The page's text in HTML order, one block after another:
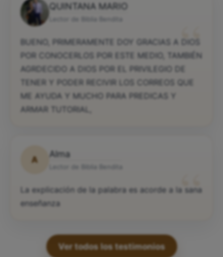
QUINTANA MARIO
Lector de Biblia Bendita “
BUENO, PRIMERAMENTE DOY GRACIAS A DIOS
POR CONOCERLOS POR ESTE MEDIO, TAMBIÉN
AGRDECIDO A DIOS POR EL PRIVILEGIO DE
TENER Y PODER RECIVIR LOS CORREOS QUE
ME AYUDA Y MUCHO PARA PREDICAS Y
ARMAR TUTORIAL,
A
Alma
Lector de Biblia Bendita “
La explicación de la palabra es acorde a la sana
enseñanza
Ver todos los testimonios